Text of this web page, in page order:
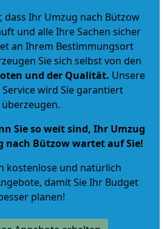
dass Ihr Umzug nach Bützow
und alle Ihre Sachen sicher
an Ihrem Bestimmungsort
Sie sich selbst von den
und der Qualität. Unsere
wird Sie garantiert
überzeugen.
Sie so weit sind, Ihr Umzug
nach Bützow wartet auf Sie!
kostenlose und natürlich
, damit Sie Ihr Budget
planen!